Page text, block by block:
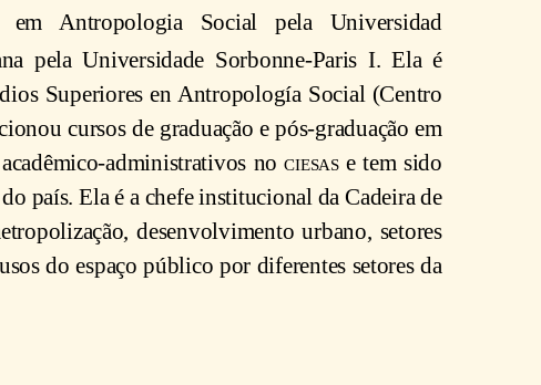
Antropologia Social pela Universidad
pela Universidade Sorbonne-Paris I. Ela é
Superiores en Antropología Social (Centro
cursos de graduação e pós-graduação em
administrativos nociesase tem sido
país. Ela é a chefe institucional da Cadeira de
desenvolvimento urbano, setores
do espaço público por diferentes setores da